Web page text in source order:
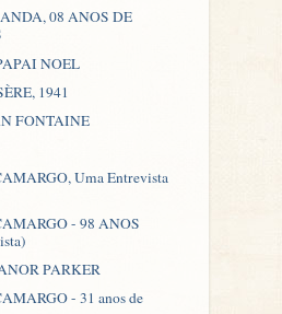
08 ANOS DE
NOEL
1941
FONTAINE
Uma Entrevista
- 98 ANOS
PARKER
- 31 anos de